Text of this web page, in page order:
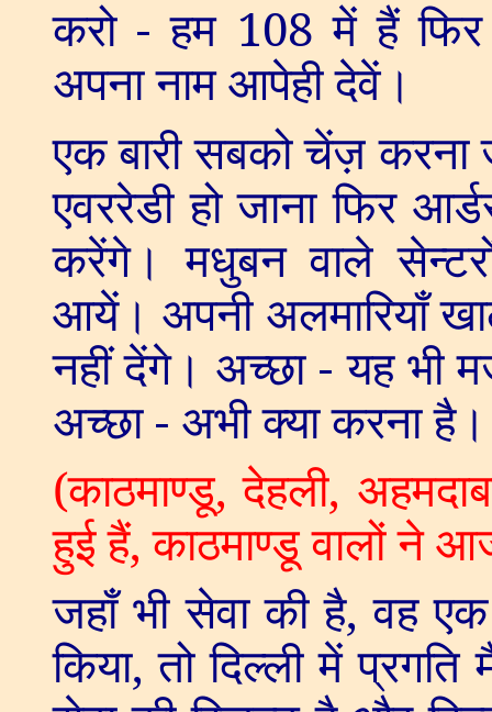
करो - हम 108 में हैं
अपना नाम आपेही देवें।
एक बारी सबको चेंज़ करना
एवररेडी हो जाना फिर
करेंगे। मधुबन वाले
आयें। अपनी अलमारियाँ
नहीं देंगे। अच्छा - यह भी
अच्छा - अभी क्या करना है।
(काठमाण्डू,देहली,
हुई हैं,काठमाण्डू वालों ने
जहाँ भी सेवा की है,वह
किया,तो दिल्ली में प्रगति